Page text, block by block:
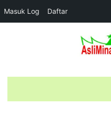
Masuk Log Daftar